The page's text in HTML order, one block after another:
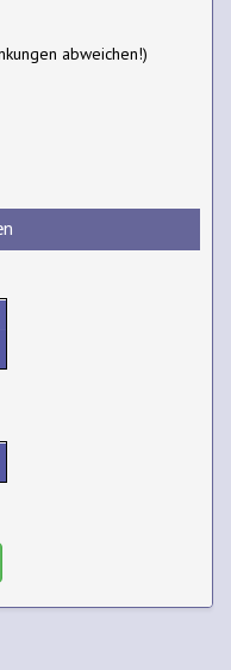
abweichen!)